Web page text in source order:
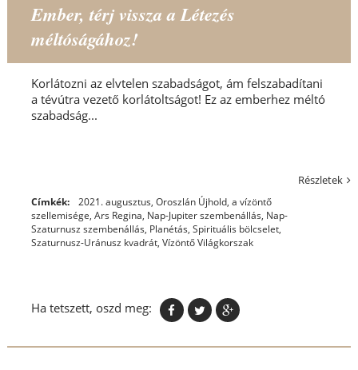
Ember, térj vissza a Létezés
méltóságához!
Korlátozni az elvtelen szabadságot, ám felszabadítani
a tévútra vezető korlátoltságot! Ez az emberhez méltó
szabadság...
Részletek
Címkék: 2021. augusztus, Oroszlán Újhold, a vízöntő
szellemisége, Ars Regina, Nap-Jupiter szembenállás, Nap-
Szaturnusz szembenállás, Planétás, Spirituális bölcselet,
Szaturnusz-Uránusz kvadrát, Vízöntő Világkorszak
Ha tetszett, oszd meg: